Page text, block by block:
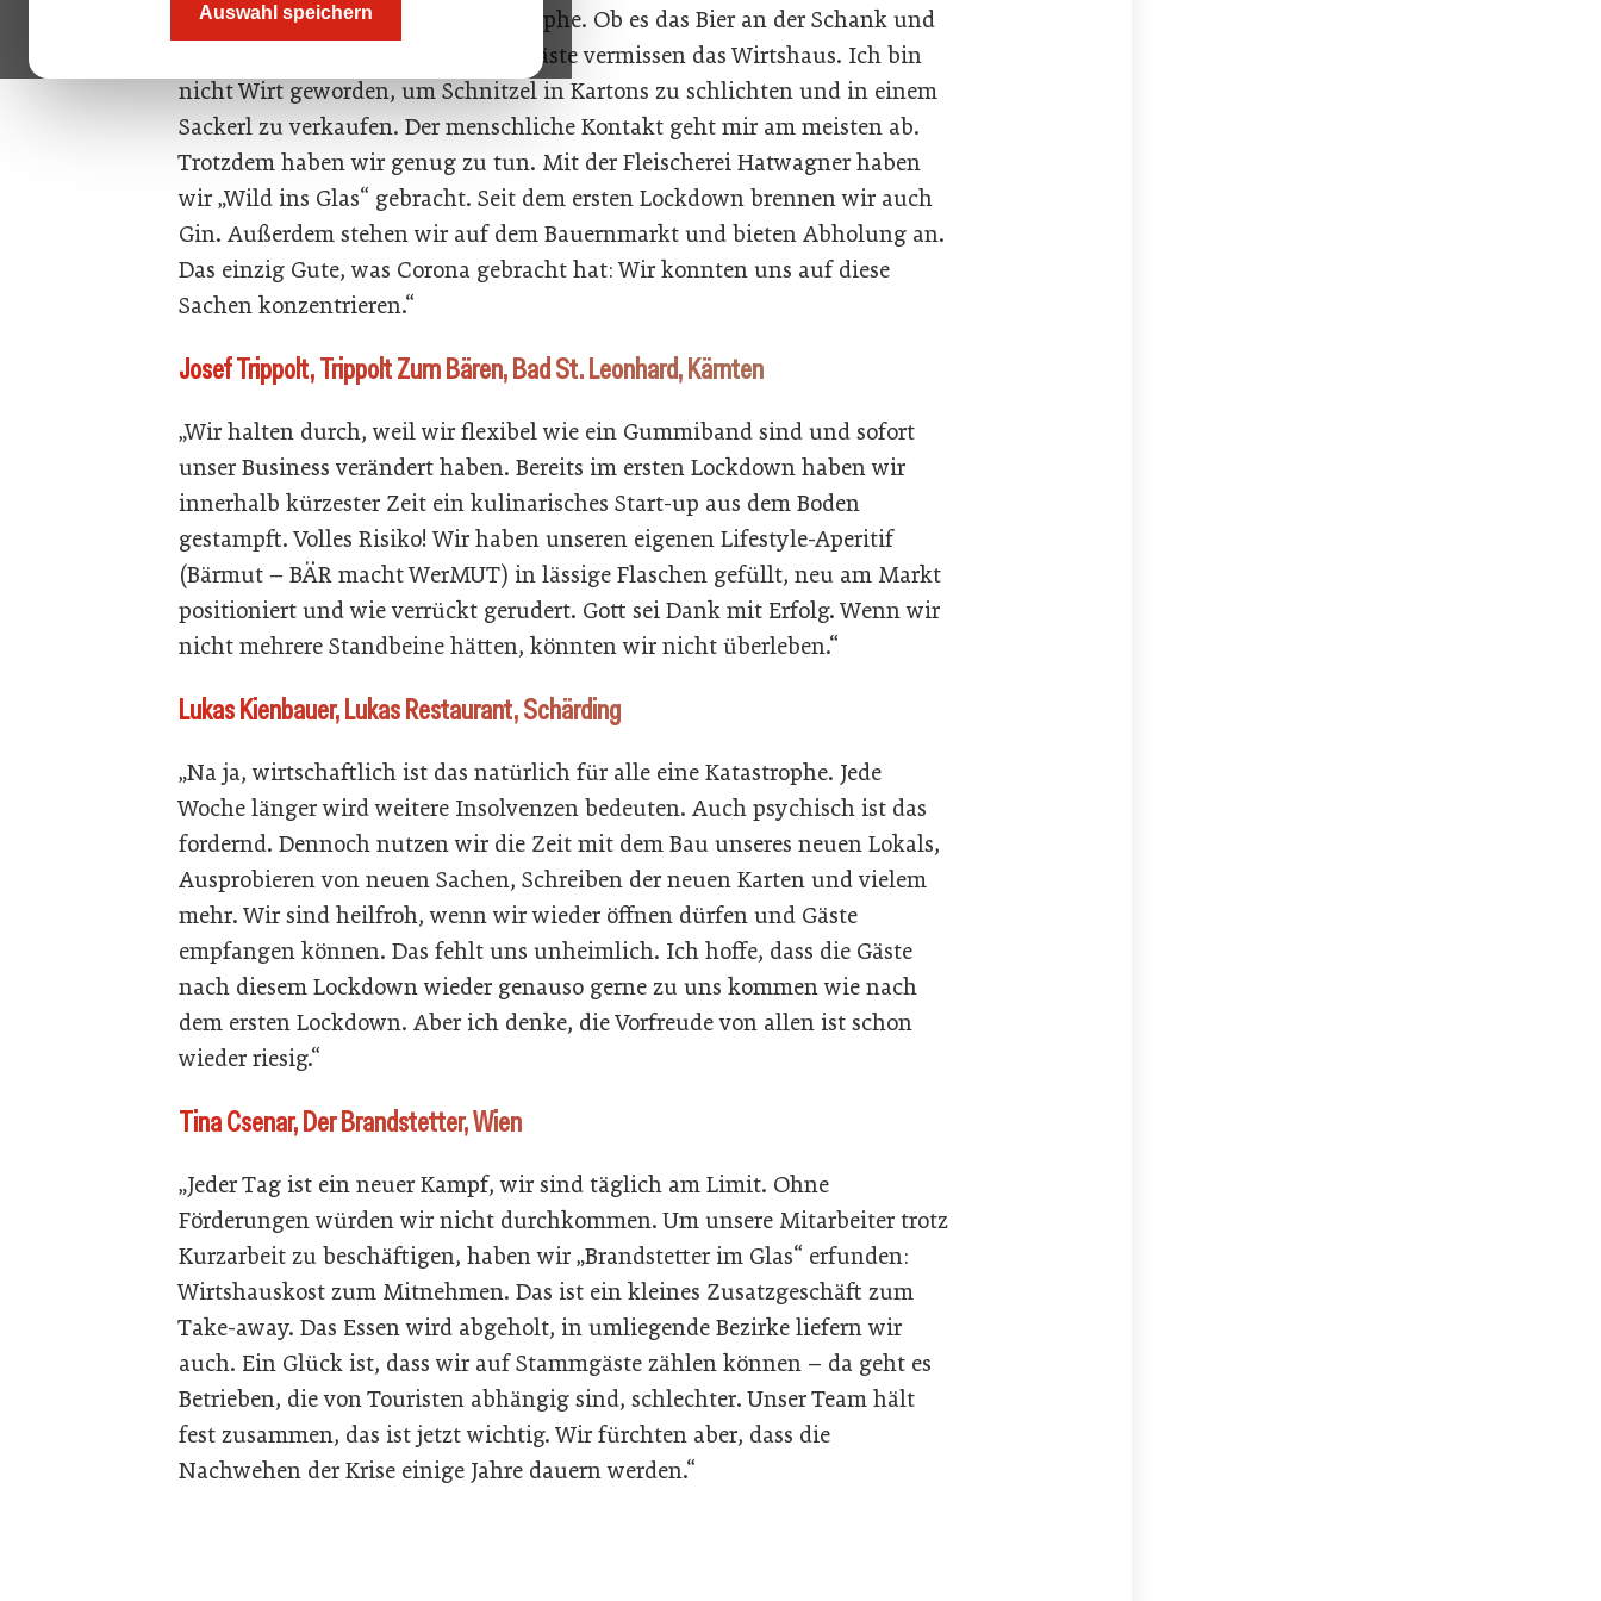
Auswahl speichern
„Es ist für die Branche eine Katastrophe. Ob es das Bier an der Schank und
ein paar nette Worte sind: Unsere Gäste vermissen das Wirtshaus. Ich bin
nicht Wirt geworden, um Schnitzel in Kartons zu schlichten und in einem
Sackerl zu verkaufen. Der menschliche Kontakt geht mir am meisten ab.
Trotzdem haben wir genug zu tun. Mit der Fleischerei Hatwagner haben
wir „Wild ins Glas“ gebracht. Seit dem ersten Lockdown brennen wir auch
Gin. Außerdem stehen wir auf dem Bauernmarkt und bieten Abholung an.
Das einzig Gute, was Corona gebracht hat: Wir konnten uns auf diese
Sachen konzentrieren.“
Josef Trippolt, Trippolt Zum Bären, Bad St. Leonhard, Kärnten
„Wir halten durch, weil wir flexibel wie ein Gummiband sind und sofort
unser Business verändert haben. Bereits im ersten Lockdown haben wir
innerhalb kürzester Zeit ein kulinarisches Start-up aus dem Boden
gestampft. Volles Risiko! Wir haben unseren eigenen Lifestyle-Aperitif
(Bärmut – BÄR macht WerMUT) in lässige Flaschen gefüllt, neu am Markt
positioniert und wie verrückt gerudert. Gott sei Dank mit Erfolg. Wenn wir
nicht mehrere Standbeine hätten, könnten wir nicht überleben.“
Lukas Kienbauer, Lukas Restaurant, Schärding
„Na ja, wirtschaftlich ist das natürlich für alle eine Katastrophe. Jede
Woche länger wird weitere Insolvenzen bedeuten. Auch psychisch ist das
fordernd. Dennoch nutzen wir die Zeit mit dem Bau unseres neuen Lokals,
Ausprobieren von neuen Sachen, Schreiben der neuen Karten und vielem
mehr. Wir sind heilfroh, wenn wir wieder öffnen dürfen und Gäste
empfangen können. Das fehlt uns unheimlich. Ich hoffe, dass die Gäste
nach diesem Lockdown wieder genauso gerne zu uns kommen wie nach
dem ersten Lockdown. Aber ich denke, die Vorfreude von allen ist schon
wieder riesig.“
Tina Csenar, Der Brandstetter, Wien
„Jeder Tag ist ein neuer Kampf, wir sind täglich am Limit. Ohne
Förderungen würden wir nicht durchkommen. Um unsere Mitarbeiter trotz
Kurzarbeit zu beschäftigen, haben wir „Brandstetter im Glas“ erfunden:
Wirtshauskost zum Mitnehmen. Das ist ein kleines Zusatzgeschäft zum
Take-away. Das Essen wird abgeholt, in umliegende Bezirke liefern wir
auch. Ein Glück ist, dass wir auf Stammgäste zählen können – da geht es
Betrieben, die von Touristen abhängig sind, schlechter. Unser Team hält
fest zusammen, das ist jetzt wichtig. Wir fürchten aber, dass die
Nachwehen der Krise einige Jahre dauern werden.“